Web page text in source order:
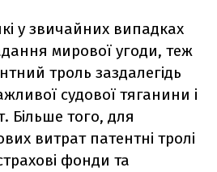
у звичайних випадках
мирової угоди, теж
троль заздалегідь
судової тяганини і
Більше того, для
витрат патентні тролі
фонди та